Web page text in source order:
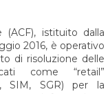
(ACF), istituito dalla
2016, è operativo
di risoluzione delle
come “retail”
SIM, SGR) per la